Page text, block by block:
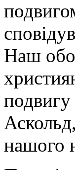
Наш
нашого